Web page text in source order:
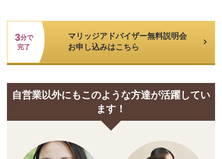
3分で
完了
マリッジアドバイザー無料説明会
お申し込みはこちら
自営業以外にもこのような方達が活躍してい
ます！